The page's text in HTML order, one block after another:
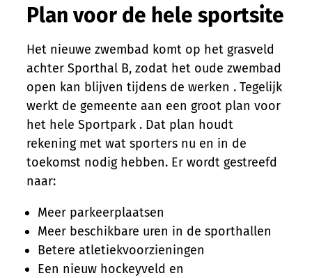
Plan voor de hele sportsite
Het nieuwe zwembad komt op het grasveld
achter Sporthal B, zodat het oude zwembad
open kan blijven tijdens de werken . Tegelijk
werkt de gemeente aan een groot plan voor
het hele Sportpark . Dat plan houdt
rekening met wat sporters nu en in de
toekomst nodig hebben. Er wordt gestreefd
naar:
Meer parkeerplaatsen
Meer beschikbare uren in de sporthallen
Betere atletiekvoorzieningen
Een nieuw hockeyveld en